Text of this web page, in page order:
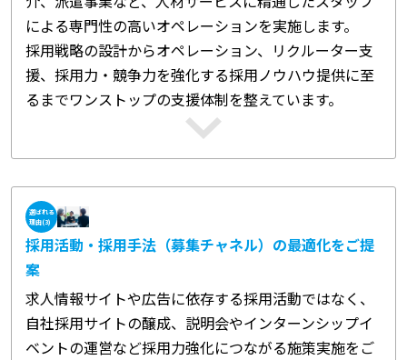
による専門性の高いオペレーションを実施します。
採用戦略の設計からオペレーション、リクルーター支
援、採用力・競争力を強化する採用ノウハウ提供に至
るまでワンストップの支援体制を整えています。
選ばれる
理由(3)
採用活動・採用手法（募集チャネル）の最適化をご提
案
求人情報サイトや広告に依存する採用活動ではなく、
自社採用サイトの醸成、説明会やインターンシップイ
ベントの運営など採用力強化につながる施策実施をご